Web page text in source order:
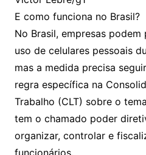
E como funciona no Brasil?
No Brasil, empresas
uso de celulares pessoais
mas a medida precisa
regra específica na
Trabalho (CLT) sobre o
tem o chamado poder
organizar, controlar e
funcionários.